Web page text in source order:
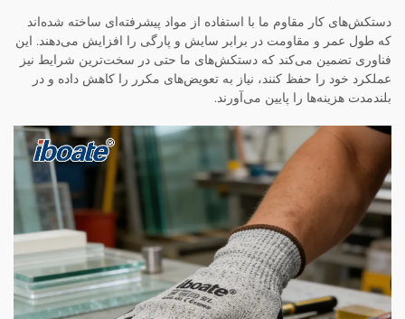
دستکش‌های کار مقاوم ما با استفاده از مواد پیشرفته‌ای ساخته شده‌اند
که طول عمر و مقاومت در برابر سایش و پارگی را افزایش می‌دهند. این
فناوری تضمین می‌کند که دستکش‌های ما حتی در سخت‌ترین شرایط نیز
عملکرد خود را حفظ کنند، نیاز به تعویض‌های مکرر را کاهش داده و در
بلندمدت هزینه‌ها را پایین می‌آورند.